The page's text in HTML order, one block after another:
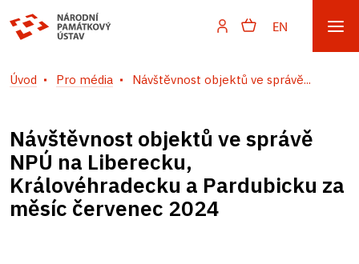
EN
Úvod Pro média Návštěvnost objektů ve správě...
Návštěvnost objektů ve správě
NPÚ na Liberecku,
Královéhradecku a Pardubicku za
měsíc červenec 2024